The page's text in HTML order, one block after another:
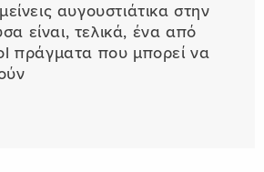
αυγουστιάτικα στην
είναι, τελικά, ένα από
πράγματα που μπορεί να